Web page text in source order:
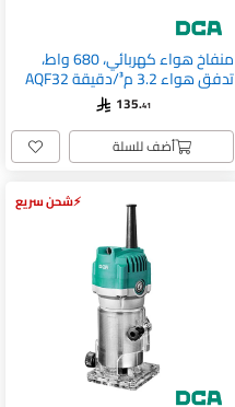
منفاخ هواء كهربائي، 680 واط،
تدفق هواء 3.2 م³/دقيقة AQF32
135.41
أضف للسلة
شحن سريع